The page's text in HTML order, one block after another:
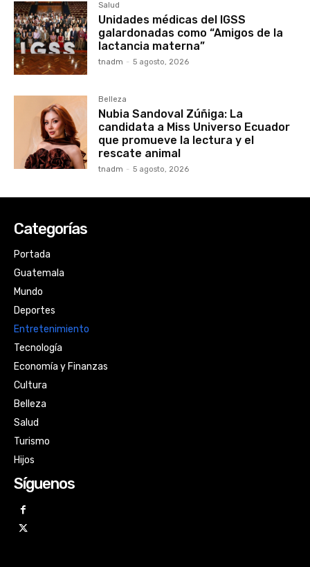
Salud
Unidades médicas del IGSS
galardonadas como “Amigos de la
lactancia materna”
tnadm - 5 agosto, 2026
Belleza
Nubia Sandoval Zúñiga: La
candidata a Miss Universo Ecuador
que promueve la lectura y el
rescate animal
tnadm - 5 agosto, 2026
Categorías
Portada
Guatemala
Mundo
Deportes
Entretenimiento
Tecnología
Economía y Finanzas
Cultura
Belleza
Salud
Turismo
Hijos
Síguenos